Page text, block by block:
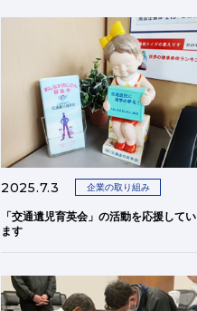
2025.7.3 企業の取り組み
「交通遺児育英会」の活動を応援してい
ます